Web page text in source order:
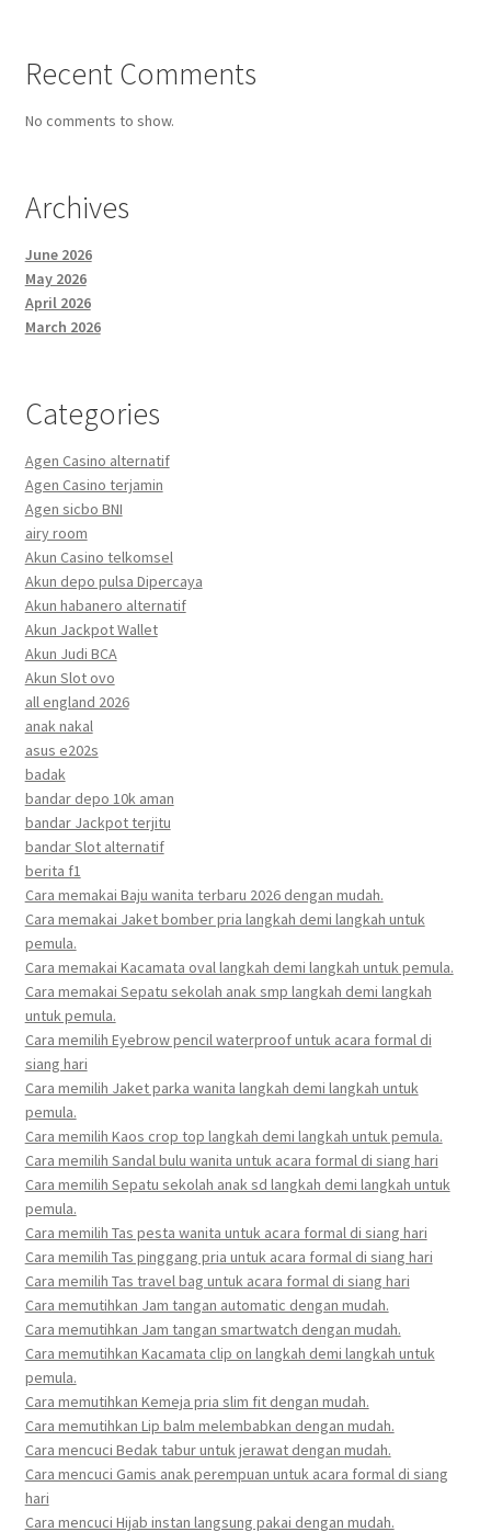
Recent Comments
No comments to show.
Archives
June 2026
May 2026
April 2026
March 2026
Categories
Agen Casino alternatif
Agen Casino terjamin
Agen sicbo BNI
airy room
Akun Casino telkomsel
Akun depo pulsa Dipercaya
Akun habanero alternatif
Akun Jackpot Wallet
Akun Judi BCA
Akun Slot ovo
all england 2026
anak nakal
asus e202s
badak
bandar depo 10k aman
bandar Jackpot terjitu
bandar Slot alternatif
berita f1
Cara memakai Baju wanita terbaru 2026 dengan mudah.
Cara memakai Jaket bomber pria langkah demi langkah untuk
pemula.
Cara memakai Kacamata oval langkah demi langkah untuk pemula.
Cara memakai Sepatu sekolah anak smp langkah demi langkah
untuk pemula.
Cara memilih Eyebrow pencil waterproof untuk acara formal di
siang hari
Cara memilih Jaket parka wanita langkah demi langkah untuk
pemula.
Cara memilih Kaos crop top langkah demi langkah untuk pemula.
Cara memilih Sandal bulu wanita untuk acara formal di siang hari
Cara memilih Sepatu sekolah anak sd langkah demi langkah untuk
pemula.
Cara memilih Tas pesta wanita untuk acara formal di siang hari
Cara memilih Tas pinggang pria untuk acara formal di siang hari
Cara memilih Tas travel bag untuk acara formal di siang hari
Cara memutihkan Jam tangan automatic dengan mudah.
Cara memutihkan Jam tangan smartwatch dengan mudah.
Cara memutihkan Kacamata clip on langkah demi langkah untuk
pemula.
Cara memutihkan Kemeja pria slim fit dengan mudah.
Cara memutihkan Lip balm melembabkan dengan mudah.
Cara mencuci Bedak tabur untuk jerawat dengan mudah.
Cara mencuci Gamis anak perempuan untuk acara formal di siang
hari
Cara mencuci Hijab instan langsung pakai dengan mudah.